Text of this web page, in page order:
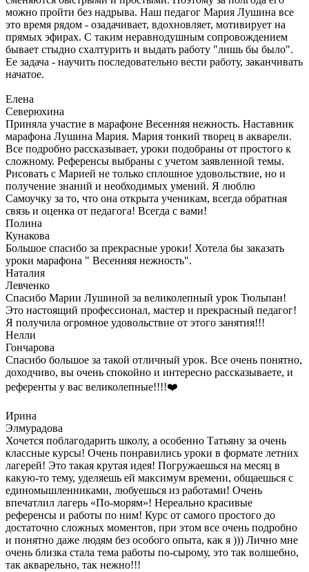
можно пройти без надрыва. Наш педагог Мария Лушина все
это время рядом - озадачивает, вдохновляет, мотивирует на
прямых эфирах. С таким неравнодушным сопровождением
бывает стыдно схалтурить и выдать работу "лишь бы было".
Ее задача - научить последовательно вести работу, заканчивать
начатое.
Елена
Северюхина
Приняла участие в марафоне Весенняя нежность. Наставник
марафона Лушина Мария. Мария тонкий творец в акварели.
Все подробно рассказывает, уроки подобраны от простого к
сложному. Референсы выбраны с учетом заявленной темы.
Рисовать с Марией не только сплошное удовольствие, но и
получение знаний и необходимых умений. Я люблю
Самоучку за то, что она открыта ученикам, всегда обратная
связь и оценка от педагога! Всегда с вами!
Полина
Кунакова
Большое спасибо за прекрасные уроки! Хотела бы заказать
уроки марафона " Весенняя нежность".
Наталия
Левченко
Спасибо Марии Лушиной за великолепный урок Тюльпан!
Это настоящий профессионал, мастер и прекрасный педагог!
Я получила огромное удовольствие от этого занятия!!!
Нелли
Гончарова
Спасибо большое за такой отличный урок. Все очень понятно,
доходчиво, вы очень спокойно и интересно рассказываете, и
референты у вас великолепные!!!!❤️
Ирина
Элмурадова
Хочется поблагодарить школу, а особенно Татьяну за очень
классные курсы! Очень понравились уроки в формате летних
лагерей! Это такая крутая идея! Погружаешься на месяц в
какую-то тему, уделяешь ей максимум времени, общаешься с
единомышленниками, любуешься из работами! Очень
впечатлил лагерь «По-морям»! Нереально красивые
референсы и работы по ним! Курс от самого простого до
достаточно сложных моментов, при этом все очень подробно
и понятно даже людям без особого опыта, как я ))) Лично мне
очень близка стала тема работы по-сырому, это так волшебно,
так акварельно, так нежно!!!